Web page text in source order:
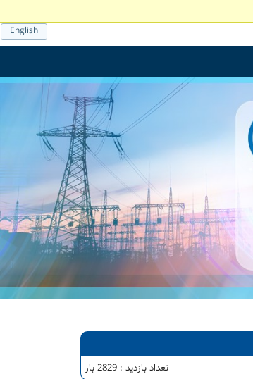
English
تعداد بازدید : 2829 بار